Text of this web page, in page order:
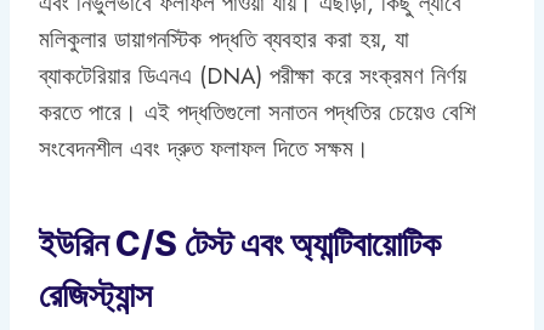
মলিকুলার ডায়াগনস্টিক পদ্ধতি ব্যবহার করা হয়, যা
ব্যাকটেরিয়ার ডিএনএ (DNA) পরীক্ষা করে সংক্রমণ নির্ণয়
করতে পারে। এই পদ্ধতিগুলো সনাতন পদ্ধতির চেয়েও বেশি
সংবেদনশীল এবং দ্রুত ফলাফল দিতে সক্ষম।
ইউরিন C/S টেস্ট এবং অ্যান্টিবায়োটিক
রেজিস্ট্যান্স